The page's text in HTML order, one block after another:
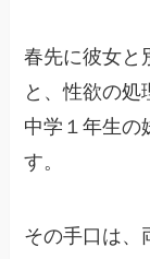
春先に彼女と
と、性欲の処
中学１年生の
す。
その手口は、